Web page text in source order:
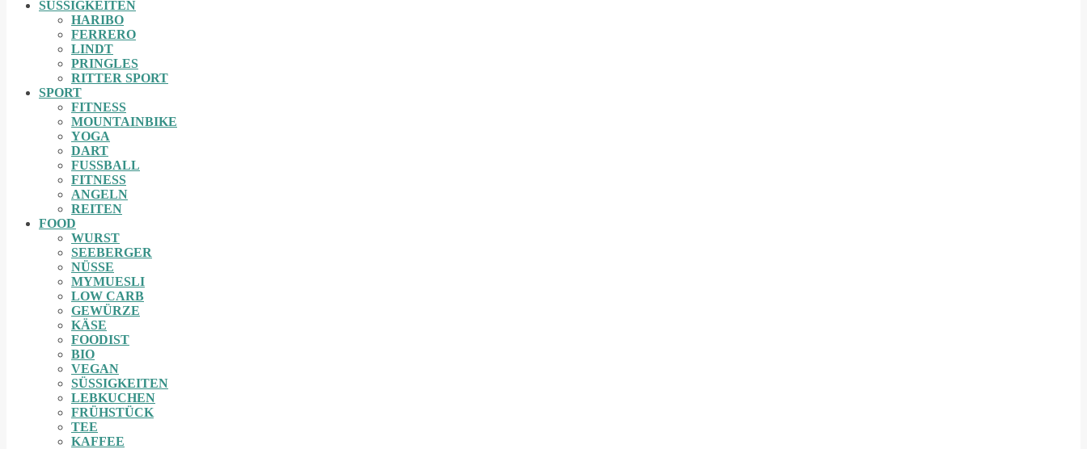
SÜSSIGKEITEN
HARIBO
FERRERO
LINDT
PRINGLES
RITTER SPORT
SPORT
FITNESS
MOUNTAINBIKE
YOGA
DART
FUSSBALL
FITNESS
ANGELN
REITEN
FOOD
WURST
SEEBERGER
NÜSSE
MYMUESLI
LOW CARB
GEWÜRZE
KÄSE
FOODIST
BIO
VEGAN
SÜSSIGKEITEN
LEBKUCHEN
FRÜHSTÜCK
TEE
KAFFEE